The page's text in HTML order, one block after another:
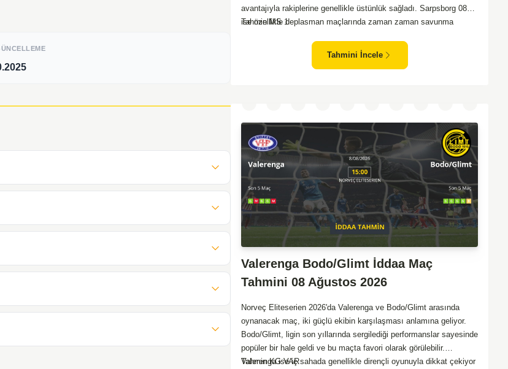
avantajıyla rakiplerine genellikle üstünlük sağladı. Sarpsborg 08
ise özellikle deplasman maçlarında zaman zaman savunma
sahasında kontrollü oynaması, onları favori yapıyor. Sarpsborg'un
Tahmin MS 1
Tahmini İncele
Valerenga Bodo/Glimt İddaa Maç
Tahmini 08 Ağustos 2026
Norveç Eliteserien 2026'da Valerenga ve Bodo/Glimt arasında
oynanacak maç, iki güçlü ekibin karşılaşması anlamına geliyor.
Bodo/Glimt, ligin son yıllarında sergilediği performanslar sayesinde
popüler bir hale geldi ve bu maçta favori olarak görülebilir.
Valerenga ise iç sahada genellikle dirençli oyunuyla dikkat çekiyor
Tahmin KG VAR